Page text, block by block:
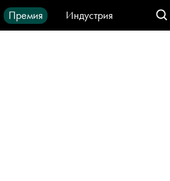
Премия
Индустрия
продукты